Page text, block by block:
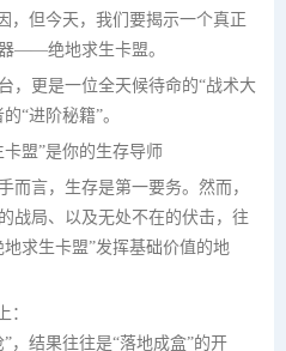
，但今天，我们要揭示一个真正
——绝地求生卡盟。
，更是一位全天候待命的“战术大
“进阶秘籍”。
盟”是你的生存导师
而言，生存是第一要务。然而，
战局、以及无处不在的伏击，往
求生卡盟”发挥基础价值的地
：
，结果往往是“落地成盒”的开